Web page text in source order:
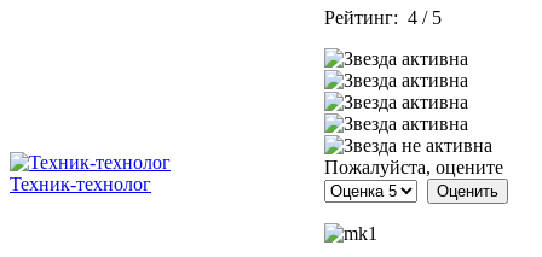
Техник-технолог
Рейтинг: 4 / 5
Пожалуйста, оцените